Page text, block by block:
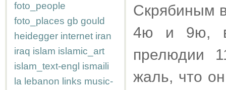
foto_people
foto_places gb gould
heidegger internet iran
iraq islam islamic_art
islam_text-engl ismaili
la lebanon links music-
Скрябиным
4ю и 9ю,
прелюдии
жаль, что